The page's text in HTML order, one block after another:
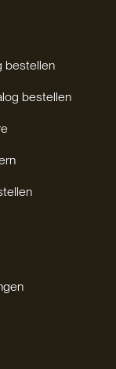
bestellen
bestellen